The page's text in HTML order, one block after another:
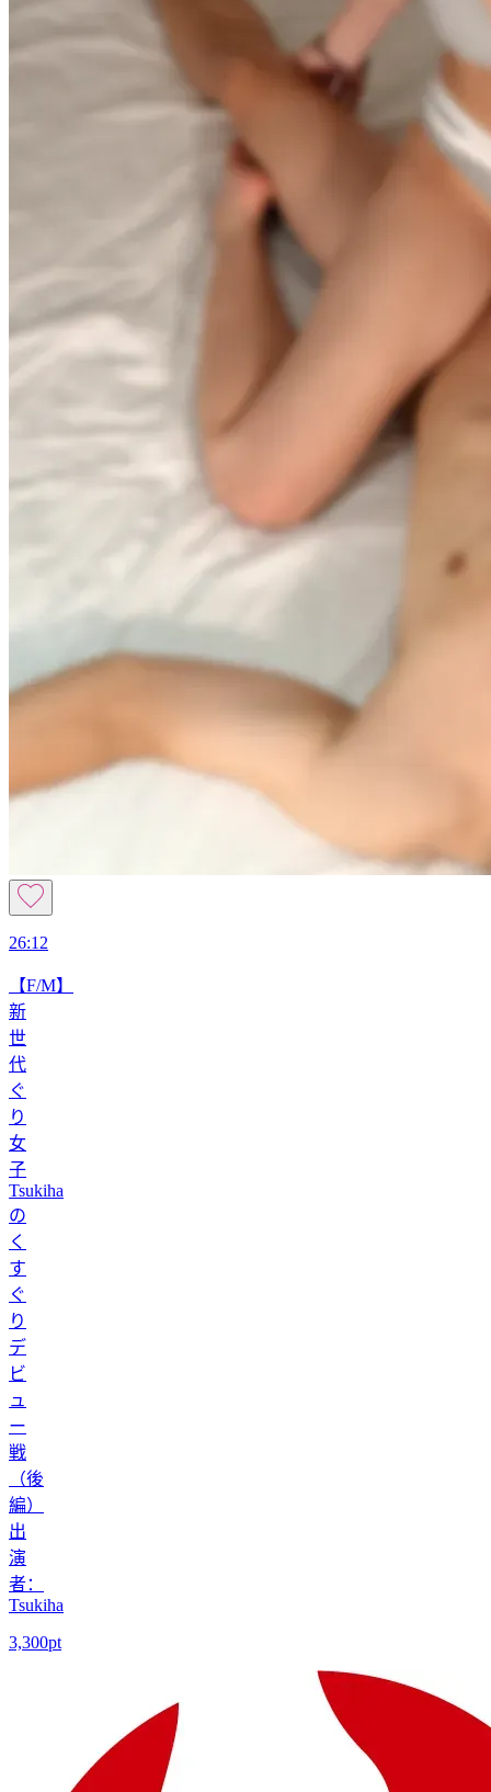
26:12
【F/M】
新
世
代
ぐ
り
女
子
Tsukiha
の
く
す
ぐ
り
デ
ビ
ュ
ー
戦
（後
編）
出
演
者：
Tsukiha
3,300pt